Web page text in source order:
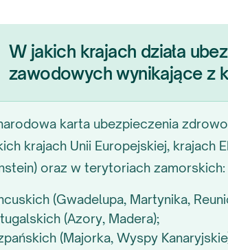
W jakich krajach działa
zawodowych wynikające z
karta ubezpieczenia
krajach Unii Europejskiej, krajach
oraz w terytoriach zamorskich:
(Gwadelupa, Martynika,
(Azory, Madera);
(Majorka, Wyspy